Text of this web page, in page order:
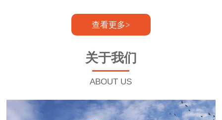
查看更多>
关于我们
ABOUT US